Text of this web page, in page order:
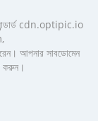
cdn.optipic.io
আপনার সাবডোমেন
করুন।